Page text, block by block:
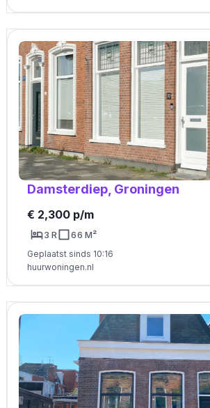
Damsterdiep, Groningen
€ 2,300 p/m
3 R 66 M²
Geplaatst sinds 10:16
huurwoningen.nl